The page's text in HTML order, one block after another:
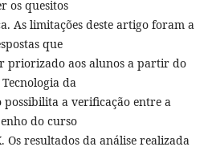
os quesitos
As limitações deste artigo foram a
que
priorizado aos alunos a partir do
da
possibilita a verificação entre a
do curso
Os resultados da análise realizada